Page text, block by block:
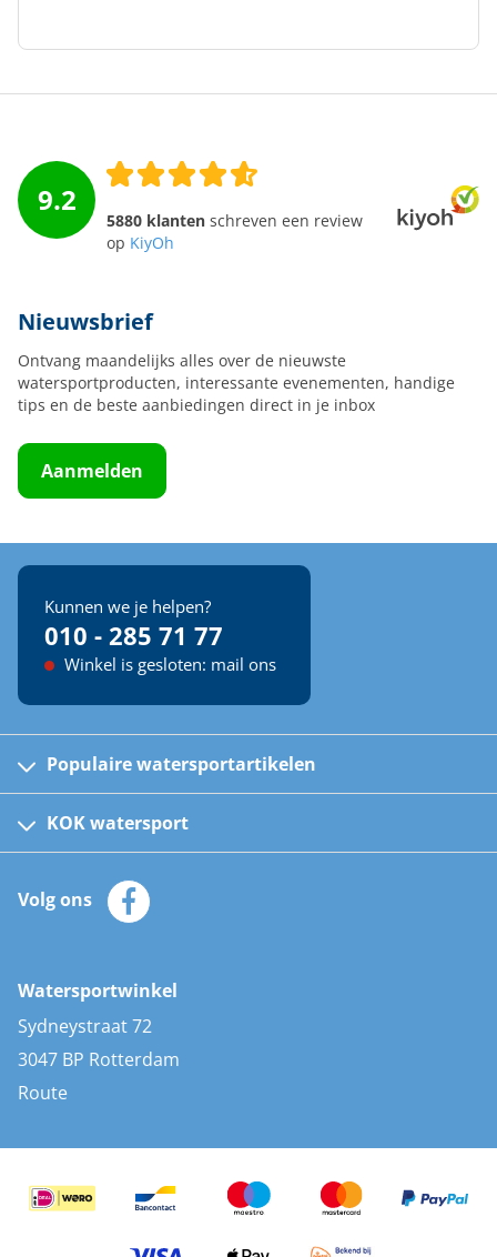
9.2
5880 klanten schreven een review
op KiyOh
Nieuwsbrief
Ontvang maandelijks alles over de nieuwste
watersportproducten, interessante evenementen, handige
tips en de beste aanbiedingen direct in je inbox
Aanmelden
Kunnen we je helpen?
010 - 285 71 77
Winkel is gesloten: mail ons
Populaire watersportartikelen
Kinder reddingsvesten
Automatische reddingsvesten
Zeilkleding
Zonnepanelen
AIS transponders
Stootwillen en fenders
Bootkussens
Zwemtrappen
KOK watersport
Klantenservice
Merken
Volg ons
Watersportwinkel
Sydneystraat 72
3047 BP Rotterdam
Route